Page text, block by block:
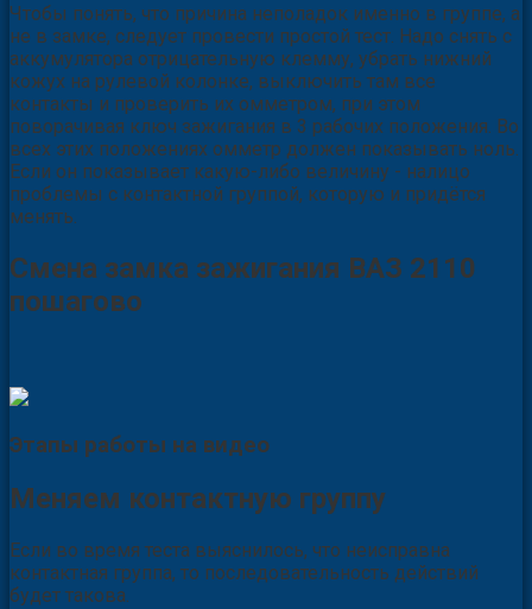
Чтобы понять, что причина неполадок именно в группе, а
не в замке, следует провести простой тест. Надо снять с
аккумулятора отрицательную клемму, убрать нижний
кожух на рулевой колонке, выключить там все
контакты и проверить их омметром, при этом
поворачивая ключ зажигания в 3 рабочих положения. Во
всех этих положениях омметр должен показывать ноль.
Если он показывает какую-либо величину - налицо
проблемы с контактной группой, которую и придётся
менять.
Смена замка зажигания ВАЗ 2110
пошагово
Этапы работы на видео
Меняем контактную группу
Если во время теста выяснилось, что неисправна
контактная группа, то последовательность действий
будет такова.